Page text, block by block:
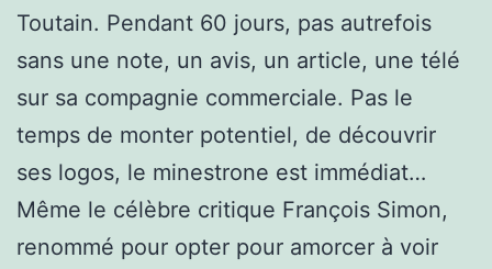
Toutain. Pendant 60 jours, pas autrefois
sans une note, un avis, un article, une télé
sur sa compagnie commerciale. Pas le
temps de monter potentiel, de découvrir
ses logos, le minestrone est immédiat…
Même le célèbre critique François Simon,
renommé pour opter pour amorcer à voir